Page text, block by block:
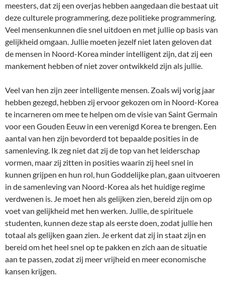
meesters, dat zij een overjas hebben aangedaan die bestaat uit
deze culturele programmering, deze politieke programmering.
Veel mensenkunnen die snel uitdoen en met jullie op basis van
gelijkheid omgaan. Jullie moeten jezelf niet laten geloven dat
de mensen in Noord-Korea minder intelligent zijn, dat zij een
mankement hebben of niet zover ontwikkeld zijn als jullie.
Veel van hen zijn zeer intelligente mensen. Zoals wij vorig jaar
hebben gezegd, hebben zij ervoor gekozen om in Noord-Korea
te incarneren om mee te helpen om de visie van Saint Germain
voor een Gouden Eeuw in een verenigd Korea te brengen. Een
aantal van hen zijn bevorderd tot bepaalde posities in de
samenleving. Ik zeg niet dat zij de top van het leiderschap
vormen, maar zij zitten in posities waarin zij heel snel in
kunnen grijpen en hun rol, hun Goddelijke plan, gaan uitvoeren
in de samenleving van Noord-Korea als het huidige regime
verdwenen is. Je moet hen als gelijken zien, bereid zijn om op
voet van gelijkheid met hen werken. Jullie, de spirituele
studenten, kunnen deze stap als eerste doen, zodat jullie hen
totaal als gelijken gaan zien. Je erkent dat zij in staat zijn en
bereid om het heel snel op te pakken en zich aan de situatie
aan te passen, zodat zij meer vrijheid en meer economische
kansen krijgen.